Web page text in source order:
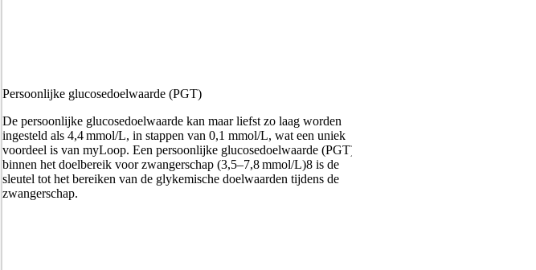
Persoonlijke glucosedoelwaarde (PGT)
De persoonlijke glucosedoelwaarde kan maar liefst zo laag worden
ingesteld als 4,4 mmol/L, in stappen van 0,1 mmol/L, wat een uniek
voordeel is van myLoop. Een persoonlijke glucosedoelwaarde (PGT)
binnen het doelbereik voor zwangerschap (3,5–7,8 mmol/L)8 is de
sleutel tot het bereiken van de glykemische doelwaarden tijdens de
zwangerschap.